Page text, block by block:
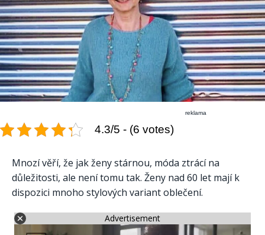
reklama
4.3/5 - (6 votes)
Mnozí věří, že jak ženy stárnou, móda ztrácí na
důležitosti, ale není tomu tak. Ženy nad 60 let mají k
dispozici mnoho stylových variant oblečení.
Advertisement